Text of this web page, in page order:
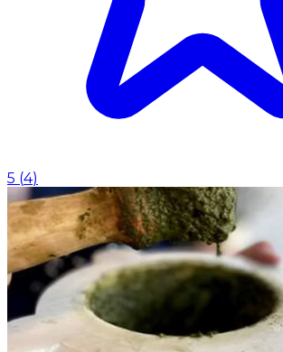
5 (4)